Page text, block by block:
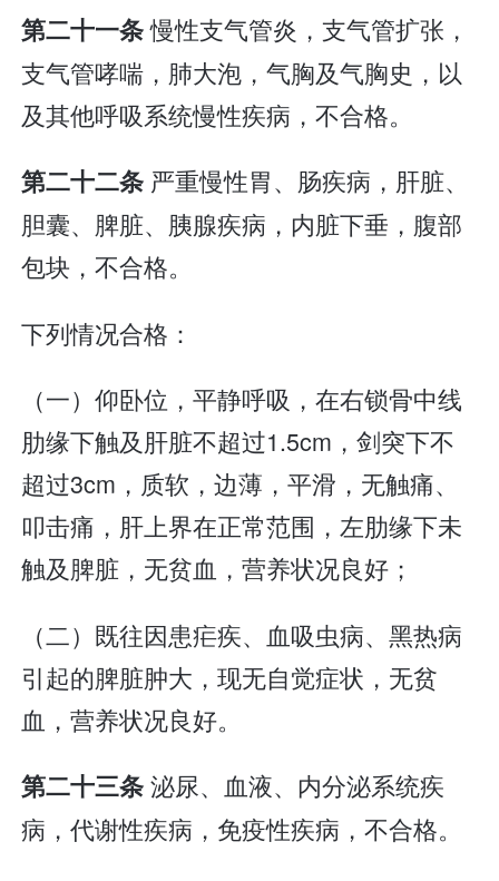
第二十一条慢性支气管炎，支气管扩张，
支气管哮喘，肺大泡，气胸及气胸史，以
及其他呼吸系统慢性疾病，不合格。
第二十二条 严重慢性胃、肠疾病，肝脏、
胆囊、脾脏、胰腺疾病，内脏下垂，腹部
包块，不合格。
下列情况合格：
（一）仰卧位，平静呼吸，在右锁骨中线
肋缘下触及肝脏不超过1.5cm，剑突下不
超过3cm，质软，边薄，平滑，无触痛、
叩击痛，肝上界在正常范围，左肋缘下未
触及脾脏，无贫血，营养状况良好；
（二）既往因患疟疾、血吸虫病、黑热病
引起的脾脏肿大，现无自觉症状，无贫
血，营养状况良好。
第二十三条泌尿、血液、内分泌系统疾
病，代谢性疾病，免疫性疾病，不合格。